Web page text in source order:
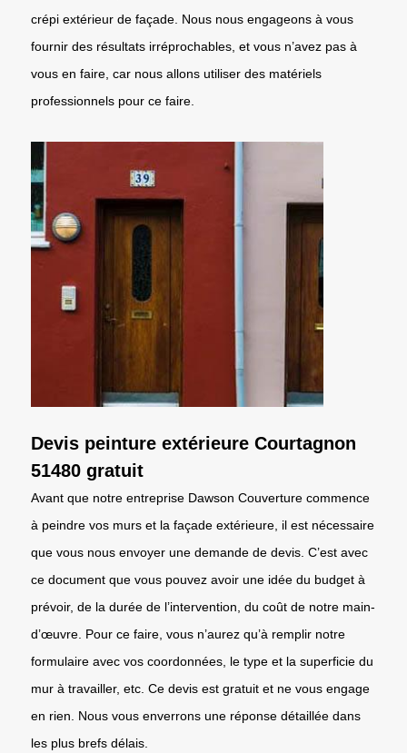
crépi extérieur de façade. Nous nous engageons à vous
fournir des résultats irréprochables, et vous n’avez pas à
vous en faire, car nous allons utiliser des matériels
professionnels pour ce faire.
Devis peinture extérieure Courtagnon
51480 gratuit
Avant que notre entreprise Dawson Couverture commence
à peindre vos murs et la façade extérieure, il est nécessaire
que vous nous envoyer une demande de devis. C’est avec
ce document que vous pouvez avoir une idée du budget à
prévoir, de la durée de l’intervention, du coût de notre main-
d’œuvre. Pour ce faire, vous n’aurez qu’à remplir notre
formulaire avec vos coordonnées, le type et la superficie du
mur à travailler, etc. Ce devis est gratuit et ne vous engage
en rien. Nous vous enverrons une réponse détaillée dans
les plus brefs délais.